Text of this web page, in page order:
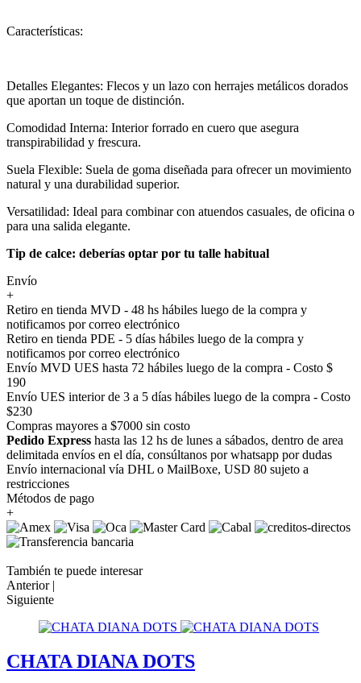
Características:
Detalles Elegantes: Flecos y un lazo con herrajes metálicos dorados
que aportan un toque de distinción.
Comodidad Interna: Interior forrado en cuero que asegura
transpirabilidad y frescura.
Suela Flexible: Suela de goma diseñada para ofrecer un movimiento
natural y una durabilidad superior.
Versatilidad: Ideal para combinar con atuendos casuales, de oficina o
para una salida elegante.
Tip de calce: deberías optar por tu talle habitual
Envío
+
Retiro en tienda MVD - 48 hs hábiles luego de la compra y
notificamos por correo electrónico
Retiro en tienda PDE - 5 días hábiles luego de la compra y
notificamos por correo electrónico
Envío MVD UES hasta 72 hábiles luego de la compra - Costo $
190
Envío UES interior de 3 a 5 días hábiles luego de la compra - Costo
$230
Compras mayores a $7000 sin costo
Pedido Express hasta las 12 hs de lunes a sábados, dentro de area
delimitada envíos en el día, consúltanos por whatsapp por dudas
Envío internacional vía DHL o MailBoxe, USD 80 sujeto a
restricciones
Métodos de pago
+
También te puede interesar
Anterior |
Siguiente
CHATA DIANA DOTS